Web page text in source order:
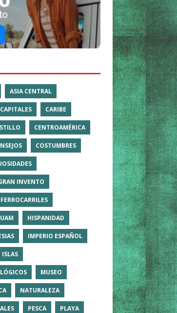
ASIA CENTRAL
CAPITALES CARIBE
CENTROAMÉRICA
COSTUMBRES
INVENTO
FERROCARRILES
HISPANIDAD
IMPERIO ESPAÑOL
ISLAS
MUSEO
NATURALEZA
PESCA PLAYA